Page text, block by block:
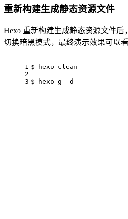
重新构建生成静态资源文件
Hexo 重新构建生成静态资源文件后
切换暗黑模式，最终演示效果可以看
1
2
3
$ hexo clean
$ hexo g -d